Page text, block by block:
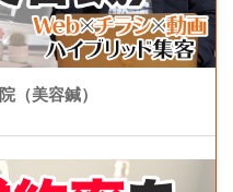
（美容鍼）